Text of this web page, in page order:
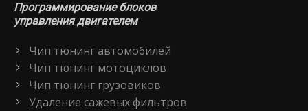
Программирование блоков
управления двигателем
Чип тюнинг автомобилей
Чип тюнинг мотоциклов
Чип тюнинг грузовиков
Удаление сажевых фильтров